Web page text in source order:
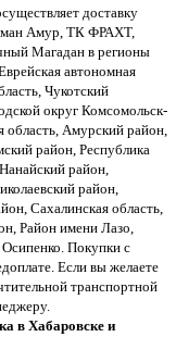
доставку
Амур, ТК ФРАХТ,
Магадан в регионы
автономная
Чукотский
округ Комсомольск-
Амурский район,
район, Республика
район,
район,
Сахалинская область,
Район имени Лазо,
Покупки с
Если вы желаете
транспортной
в Хабаровске и